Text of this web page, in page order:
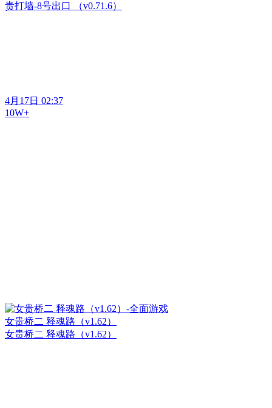
贵打墙-8号出口 （v0.71.6）
4月17日 02:37
10W+
女贵桥二 释魂路（v1.62）
女贵桥二 释魂路（v1.62）